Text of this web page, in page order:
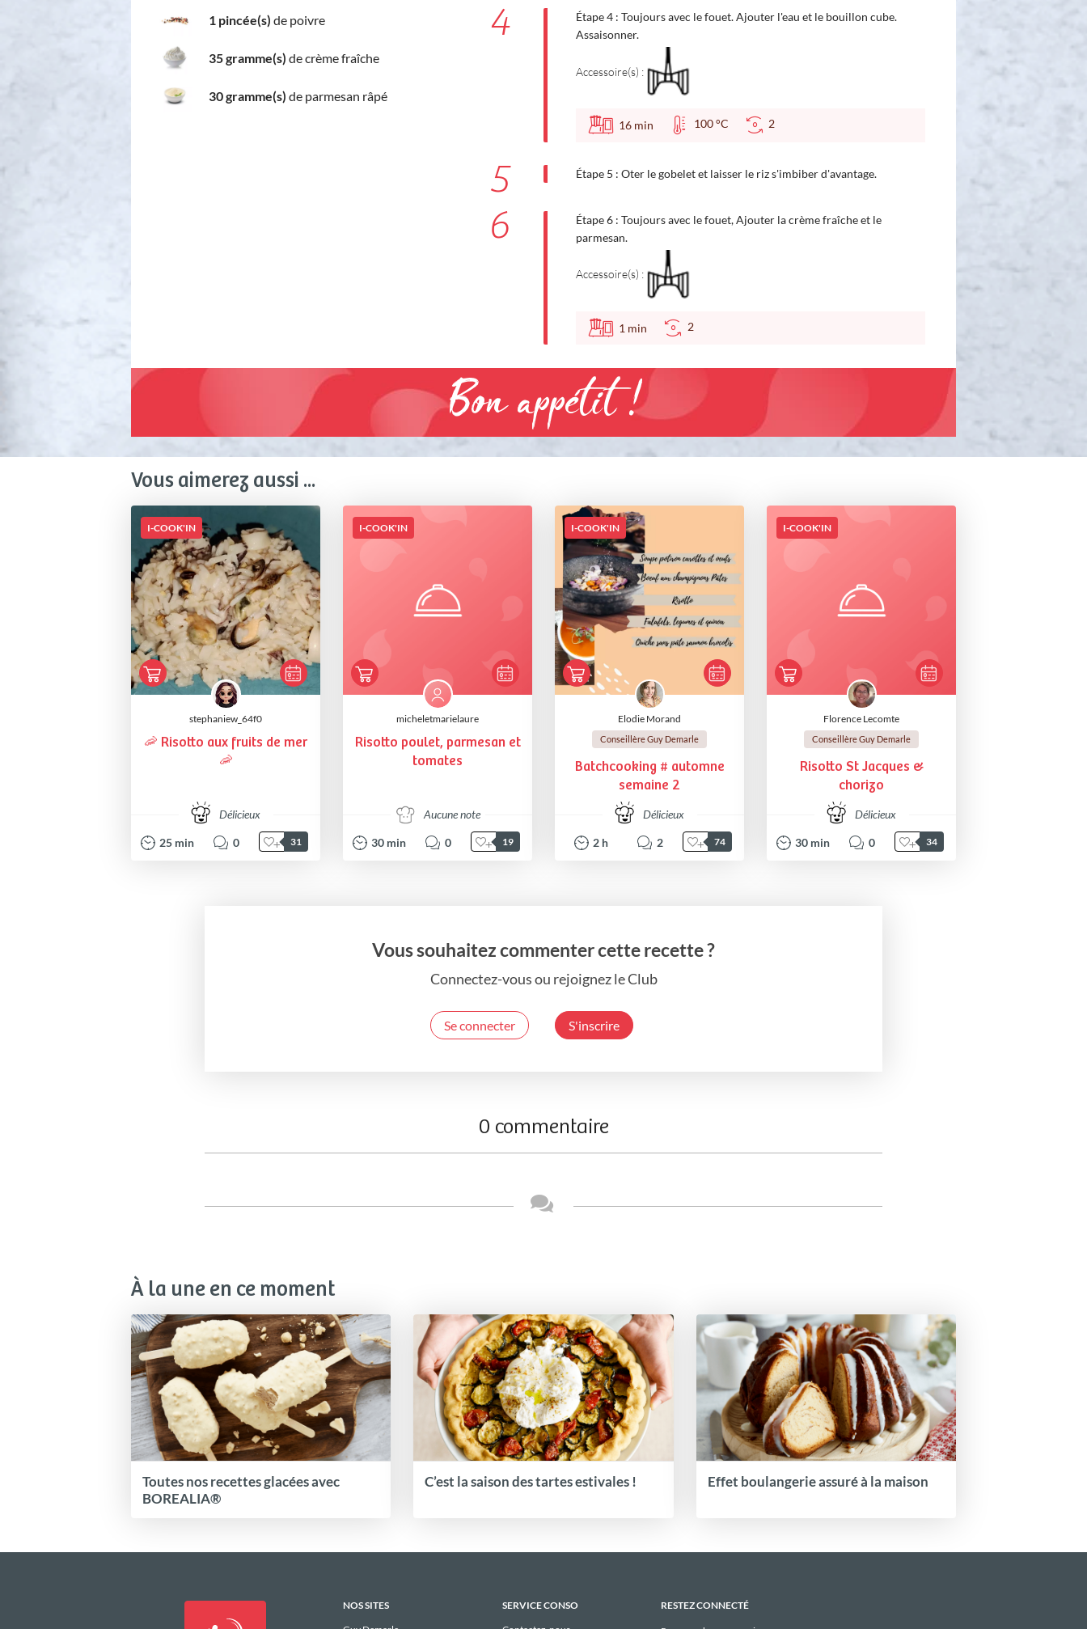
1 pincée(s) de poivre
35 gramme(s) de crème fraîche
30 gramme(s) de parmesan râpé
4
Étape 4 : Toujours avec le fouet. Ajouter l'eau et le bouillon cube.
Assaisonner.
Accessoire(s) :
16 min 100 °C 2
5 Étape 5 : Oter le gobelet et laisser le riz s'imbiber d'avantage.
6
Étape 6 : Toujours avec le fouet, Ajouter la crème fraîche et le
parmesan.
Accessoire(s) :
1 min 2
Bon appétit !
Vous aimerez aussi ...
I-COOK'IN
stephaniew_64f0
🦐 Risotto aux fruits de mer
🦐
Délicieux
25 min 0 31
I-COOK'IN
micheletmarielaure
Risotto poulet, parmesan et
tomates
Aucune note
30 min 0 19
I-COOK'IN
Elodie Morand
Conseillère Guy Demarle
Batchcooking # automne
semaine 2
Délicieux
2 h 2 74
I-COOK'IN
Florence Lecomte
Conseillère Guy Demarle
Risotto St Jacques &
chorizo
Délicieux
30 min 0 34
Vous souhaitez commenter cette recette ?
Connectez-vous ou rejoignez le Club
Se connecter S'inscrire
0 commentaire
À la une en ce moment
Toutes nos recettes glacées avec
BOREALIA®
C’est la saison des tartes estivales ! Effet boulangerie assuré à la maison
NOS SITES
SERVICE CONSO
RESTEZ CONNECTÉ